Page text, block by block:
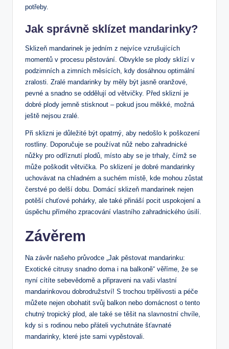
potřeby.
Jak správně sklízet mandarinky?
Sklizeň mandarinek je jedním z nejvíce vzrušujících
momentů v procesu pěstování. Obvykle se plody sklízí v
podzimních a zimních měsících, kdy dosáhnou optimální
zralosti. Zralé mandarinky by měly být jasně oranžové,
pevné a snadno se oddělují od větvičky. Před sklizní je
dobré plody jemně stisknout – pokud jsou měkké, možná
ještě nejsou zralé.
Při sklizni je důležité být opatrný, aby nedošlo k poškození
rostliny. Doporučuje se používat nůž nebo zahradnické
nůžky pro odříznutí plodů, místo aby se je trhaly, čímž se
může poškodit větvička. Po sklizení je dobré mandarinky
uchovávat na chladném a suchém místě, kde mohou zůstat
čerstvé po delší dobu. Domácí sklizeň mandarinek nejen
potěší chuťové pohárky, ale také přináší pocit uspokojení a
úspěchu přímého zpracování vlastního zahradnického úsilí.
Závěrem
Na závěr našeho průvodce „Jak pěstovat mandarinku:
Exotické citrusy snadno doma i na balkoně“ věříme, že se
nyní cítíte sebevědomě a připraveni na vaši vlastní
mandarinkovou dobrodružství! S trochou trpělivosti a péče
můžete nejen obohatit svůj balkon nebo domácnost o tento
chutný tropický plod, ale také se těšit na slavnostní chvíle,
kdy si s rodinou nebo přáteli vychutnáte šťavnaté
mandarinky, které jste sami vypěstovali.